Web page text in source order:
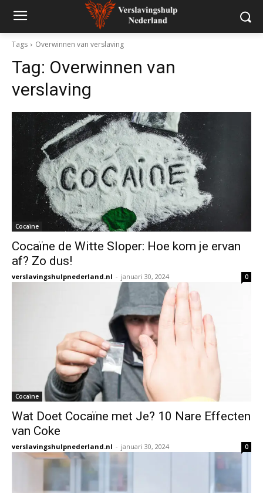
Tags Overwinnen van verslaving
Tag: Overwinnen van
verslaving
Cocaïne
Cocaïne de Witte Sloper: Hoe kom je ervan
af? Zo dus!
verslavingshulpnederland.nl - januari 30, 2024 0
Cocaïne
Wat Doet Cocaïne met Je? 10 Nare Effecten
van Coke
verslavingshulpnederland.nl - januari 30, 2024 0